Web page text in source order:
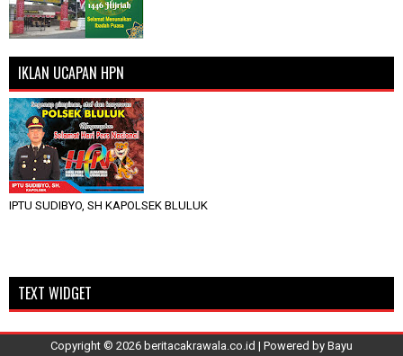
IKLAN UCAPAN HPN
IPTU SUDIBYO, SH KAPOLSEK BLULUK
TEXT WIDGET
Copyright © 2026 beritacakrawala.co.id | Powered by Bayu